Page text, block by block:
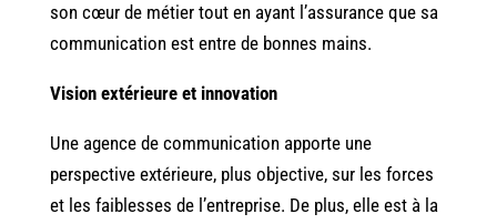
son cœur de métier tout en ayant l’assurance que sa
communication est entre de bonnes mains.
Vision extérieure et innovation
Une agence de communication apporte une
perspective extérieure, plus objective, sur les forces
et les faiblesses de l’entreprise. De plus, elle est à la